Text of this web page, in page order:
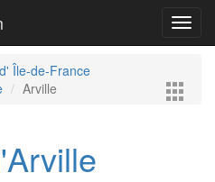
Île-de-France
Arville